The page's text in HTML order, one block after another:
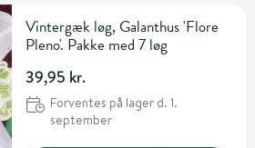
Vintergæk løg, Galanthus 'Flore
Pleno'. Pakke med 7 løg
39,95 kr.
Forventes på lager d. 1.
september